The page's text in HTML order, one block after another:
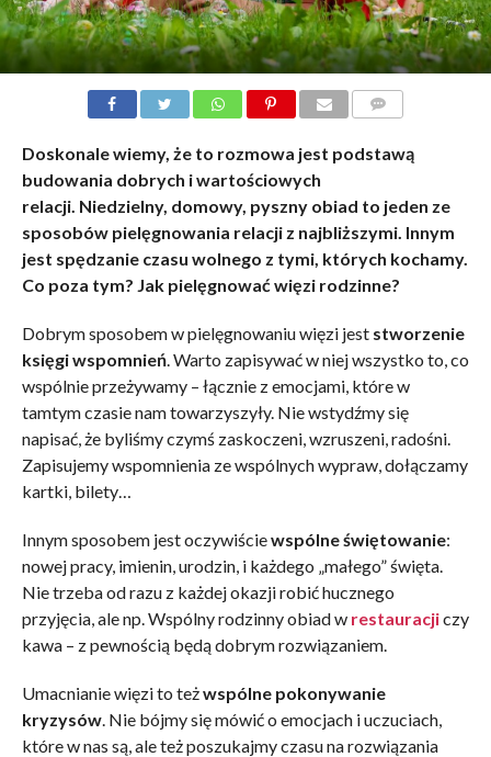
Doskonale wiemy, że to rozmowa jest podstawą
budowania dobrych i wartościowych
relacji. Niedzielny, domowy, pyszny obiad to jeden ze
sposobów pielęgnowania relacji z najbliższymi. Innym
jest spędzanie czasu wolnego z tymi, których kochamy.
Co poza tym? Jak pielęgnować więzi rodzinne?
Dobrym sposobem w pielęgnowaniu więzi jest stworzenie
księgi wspomnień. Warto zapisywać w niej wszystko to, co
wspólnie przeżywamy – łącznie z emocjami, które w
tamtym czasie nam towarzyszyły. Nie wstydźmy się
napisać, że byliśmy czymś zaskoczeni, wzruszeni, radośni.
Zapisujemy wspomnienia ze wspólnych wypraw, dołączamy
kartki, bilety…
Innym sposobem jest oczywiściewspólne świętowanie:
nowej pracy, imienin, urodzin, i każdego „małego” święta.
Nie trzeba od razu z każdej okazji robić hucznego
przyjęcia, ale np. Wspólny rodzinny obiad w restauracjiczy
kawa – z pewnością będą dobrym rozwiązaniem.
Umacnianie więzi to teżwspólne pokonywanie
kryzysów. Nie bójmy się mówić o emocjach i uczuciach,
które w nas są, ale też poszukajmy czasu na rozwiązania